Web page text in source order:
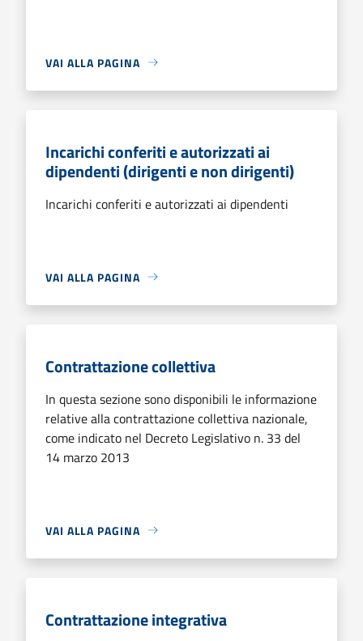
VAI ALLA PAGINA
Incarichi conferiti e autorizzati ai
dipendenti (dirigenti e non dirigenti)
Incarichi conferiti e autorizzati ai dipendenti
VAI ALLA PAGINA
Contrattazione collettiva
In questa sezione sono disponibili le informazione
relative alla contrattazione collettiva nazionale,
come indicato nel Decreto Legislativo n. 33 del
14 marzo 2013
VAI ALLA PAGINA
Contrattazione integrativa